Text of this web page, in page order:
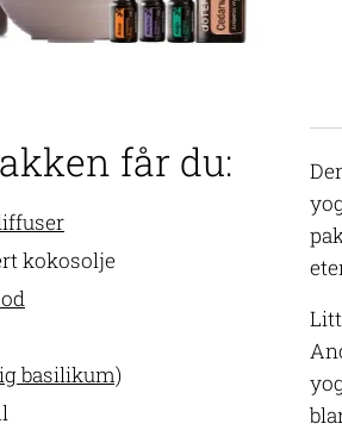
får du:
kokosolje
basilikum)